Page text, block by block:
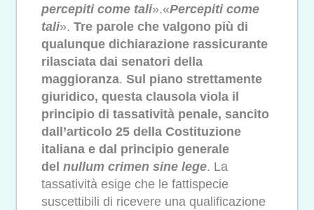
percepiti come tali».«Percepiti come
tali». Tre parole che valgono più di
qualunque dichiarazione rassicurante
rilasciata dai senatori della
maggioranza. Sul piano strettamente
giuridico, questa clausola viola il
principio di tassatività penale, sancito
dall’articolo 25 della Costituzione
italiana e dal principio generale
del nullum crimen sine lege. La
tassatività esige che le fattispecie
suscettibili di ricevere una qualificazione